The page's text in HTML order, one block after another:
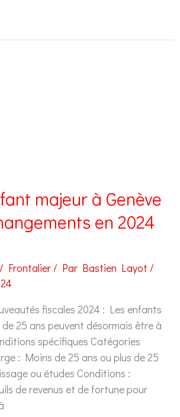
majeur à Genève
en 2024
/ Frontalier/ Par Bastien Layot /
fiscales 2024 : Les enfants
25 ans peuvent désormais être à
spécifiques Catégories
: Moins de 25 ans ou plus de 25
ou études Conditions :
de revenus et de fortune pour